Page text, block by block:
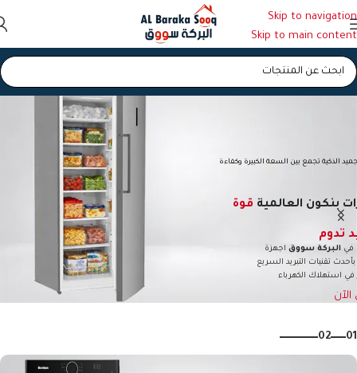
Skip to navigation
Skip to main content
الذكية تجمع بين السعة الكبيرة وكفاءة
بنكون العالمية قوة
تدوم
في البركة سووق اجهزة
تقنيات التبريد السريع
في استهلاك الكهرباء
01
02